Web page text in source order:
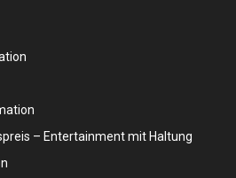
– Entertainment mit Haltung